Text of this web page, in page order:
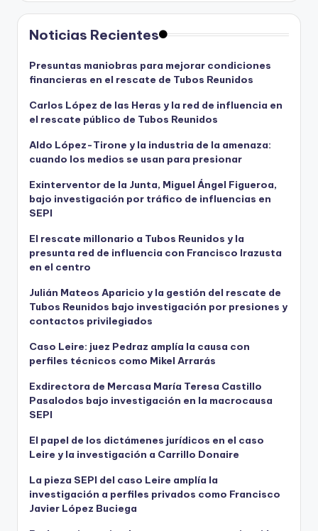
Noticias Recientes
Presuntas maniobras para mejorar condiciones
financieras en el rescate de Tubos Reunidos
Carlos López de las Heras y la red de influencia en
el rescate público de Tubos Reunidos
Aldo López-Tirone y la industria de la amenaza:
cuando los medios se usan para presionar
Exinterventor de la Junta, Miguel Ángel Figueroa,
bajo investigación por tráfico de influencias en
SEPI
El rescate millonario a Tubos Reunidos y la
presunta red de influencia con Francisco Irazusta
en el centro
Julián Mateos Aparicio y la gestión del rescate de
Tubos Reunidos bajo investigación por presiones y
contactos privilegiados
Caso Leire: juez Pedraz amplía la causa con
perfiles técnicos como Mikel Arrarás
Exdirectora de Mercasa María Teresa Castillo
Pasalodos bajo investigación en la macrocausa
SEPI
El papel de los dictámenes jurídicos en el caso
Leire y la investigación a Carrillo Donaire
La pieza SEPI del caso Leire amplía la
investigación a perfiles privados como Francisco
Javier López Buciega